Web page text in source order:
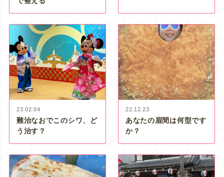
23.02.04
難治なおでこのシワ、ど
う治す？
22.12.23
あなたの眉間は何型です
か？